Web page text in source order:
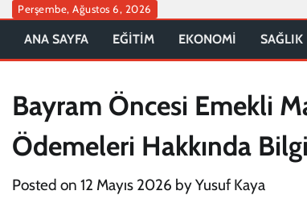
Skip
content
Perşembe, Ağustos 6, 2026
ANA SAYFA EĞİTİM EKONOMİ SAĞLIK
Bayram Öncesi Emekli
Ödemeleri Hakkında
Posted on 12 Mayıs 2026 byYusuf Kaya